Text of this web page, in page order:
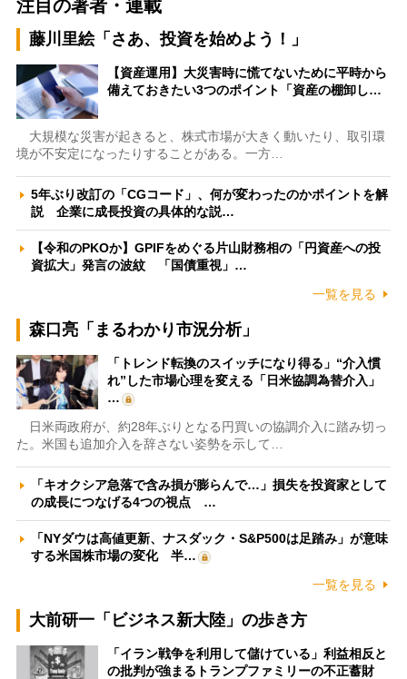
注目の著者・連載
藤川里絵「さあ、投資を始めよう！」
【資産運用】大災害時に慌てないために平時から
備えておきたい3つのポイント「資産の棚卸し…
大規模な災害が起きると、株式市場が大きく動いたり、取引環
境が不安定になったりすることがある。一方…
5年ぶり改訂の「CGコード」、何が変わったのかポイントを解
説 企業に成長投資の具体的な説…
【令和のPKOか】GPIFをめぐる片山財務相の「円資産への投
資拡大」発言の波紋 「国債重視」…
一覧を見る
森口亮「まるわかり市況分析」
「トレンド転換のスイッチになり得る」“介入慣
れ”した市場心理を変える「日米協調為替介入」
…
日米両政府が、約28年ぶりとなる円買いの協調介入に踏み切っ
た。米国も追加介入を辞さない姿勢を示して…
「キオクシア急落で含み損が膨らんで…」損失を投資家として
の成長につなげる4つの視点 …
「NYダウは高値更新、ナスダック・S&P500は足踏み」が意味
する米国株市場の変化 半…
一覧を見る
大前研一「ビジネス新大陸」の歩き方
「イラン戦争を利用して儲けている」利益相反と
の批判が強まるトランプファミリーの不正蓄財